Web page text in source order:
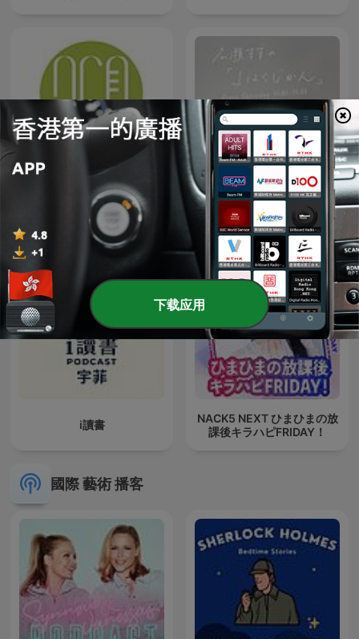
2CR Radio Cantonese —
2CR電台（廣東話）
広瀬すずの「よはくじか
ん」
i讀書
NACK5 NEXT ひまひまの放
課後キラハピFRIDAY！
國際 藝術 播客
下载应用